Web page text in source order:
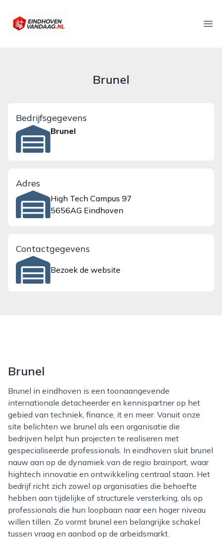
eindhovenvandaag.nl
Brunel
Bedrijfsgegevens
Brunel
Adres
High Tech Campus 97
5656AG Eindhoven
Contactgegevens
Bezoek de website
Brunel
Brunel in eindhoven is een toonaangevende
internationale detacheerder en kennispartner op het
gebied van techniek, finance, it en meer. Vanuit onze
site belichten we brunel als een organisatie die
bedrijven helpt hun projecten te realiseren met
gespecialiseerde professionals. In eindhoven sluit brunel
nauw aan op de dynamiek van de regio brainport, waar
hightech innovatie en ontwikkeling centraal staan. Het
bedrijf richt zich zowel op organisaties die behoefte
hebben aan tijdelijke of structurele versterking, als op
professionals die hun loopbaan naar een hoger niveau
willen tillen. Zo vormt brunel een belangrijke schakel
tussen vraag en aanbod op de arbeidsmarkt.